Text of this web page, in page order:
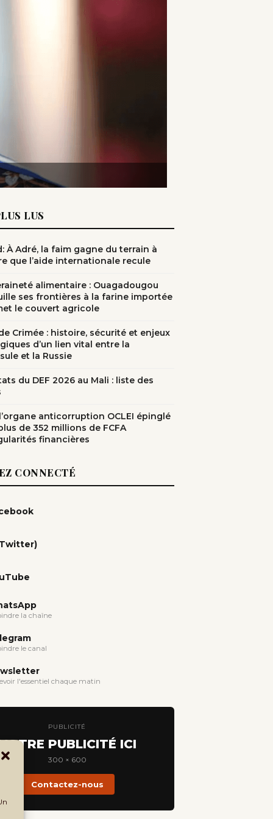
LUS
À Adré, la faim gagne du terrain à
que l’aide internationale recule
alimentaire : Ouagadougou
ses frontières à la farine importée
le couvert agricole
Crimée : histoire, sécurité et enjeux
d’un lien vital entre la
et la Russie
du DEF 2026 au Mali : liste des
anticorruption OCLEI épinglé
de 352 millions de FCFA
financières
CONNECTÉ
la chaîne
le canal
l'essentiel chaque matin
PUBLICITÉ
PUBLICITÉ ICI
300 × 600
Contactez-nous